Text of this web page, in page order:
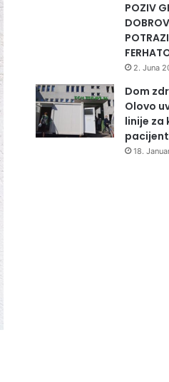
POZIV
2. Juna
Dom
Olovo
linije za
18.